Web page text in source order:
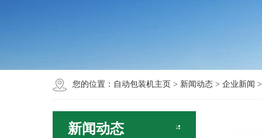
您的位置： 自动包装机主页 > 新闻动态 > 企业新闻
新闻动态